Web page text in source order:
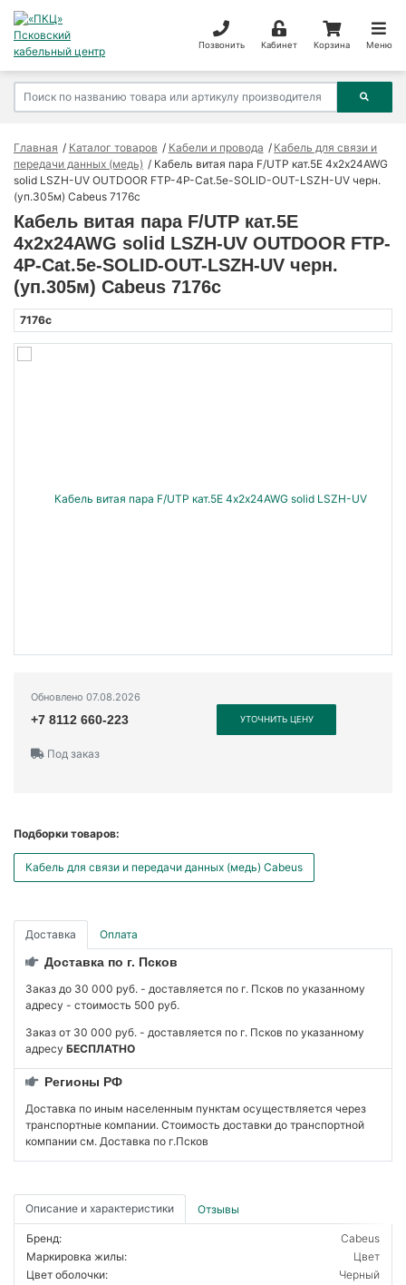
Позвонить Кабинет Корзина Меню
Главная Каталог товаров Кабели и провода
Кабель для связи и
передачи данных (медь)
Кабель витая пара F/UTP кат.5E 4х2х24AWG
solid LSZH-UV OUTDOOR FTP-4P-Cat.5e-SOLID-OUT-LSZH-UV черн.
(уп.305м) Cabeus 7176c
Кабель витая пара F/UTP кат.5E
4х2х24AWG solid LSZH-UV OUTDOOR FTP-
4P-Cat.5e-SOLID-OUT-LSZH-UV черн.
(уп.305м) Cabeus 7176c
7176c
Обновлено 07.08.2026
+7 8112 660-223 УТОЧНИТЬ ЦЕНУ
Под заказ
Подборки товаров:
Кабель для связи и передачи данных (медь) Cabeus
Доставка Оплата
Доставка по г. Псков
Заказ до 30 000 руб. - доставляется по г. Псков по указанному
адресу - стоимость 500 руб.
Заказ от 30 000 руб. - доставляется по г. Псков по указанному
адресу БЕСПЛАТНО
Регионы РФ
Доставка по иным населенным пунктам осуществляется через
транспортные компании. Стоимость доставки до транспортной
компании см. Доставка по г.Псков
Описание и характеристики Отзывы
Бренд:
Cabeus
Маркировка жилы:
Цвет
Цвет оболочки:
Черный